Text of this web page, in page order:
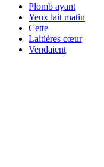
Plomb ayant
Yeux lait matin
Cette
Laitières cœur
Vendaient